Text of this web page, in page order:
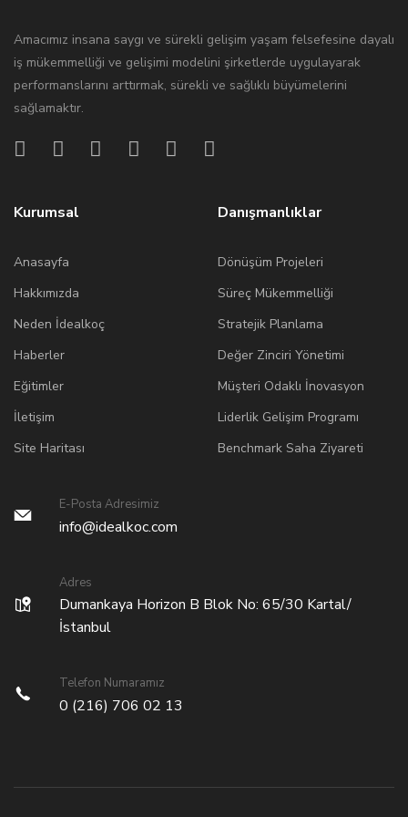
Amacımız insana saygı ve sürekli gelişim yaşam felsefesine dayalı
iş mükemmelliği ve gelişimi modelini şirketlerde uygulayarak
performanslarını arttırmak, sürekli ve sağlıklı büyümelerini
sağlamaktır.
Kurumsal
Anasayfa
Hakkımızda
Neden İdealkoç
Haberler
Eğitimler
İletişim
Site Haritası
Danışmanlıklar
Dönüşüm Projeleri
Süreç Mükemmelliği
Stratejik Planlama
Değer Zinciri Yönetimi
Müşteri Odaklı İnovasyon
Liderlik Gelişim Programı
Benchmark Saha Ziyareti
E-Posta Adresimiz
info@idealkoc.com
Adres
Dumankaya Horizon B Blok No: 65/30 Kartal/
İstanbul
Telefon Numaramız
0 (216) 706 02 13